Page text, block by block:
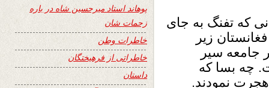
که تفنگ به جای
زیر
جامعه سیر
چه بسا که
هجرت نمودند.
پوهاند استاد میرحسین شاه در باره
زحمات شان
خاطرات وطن
خاطراتی از فرهیختگان
داستان